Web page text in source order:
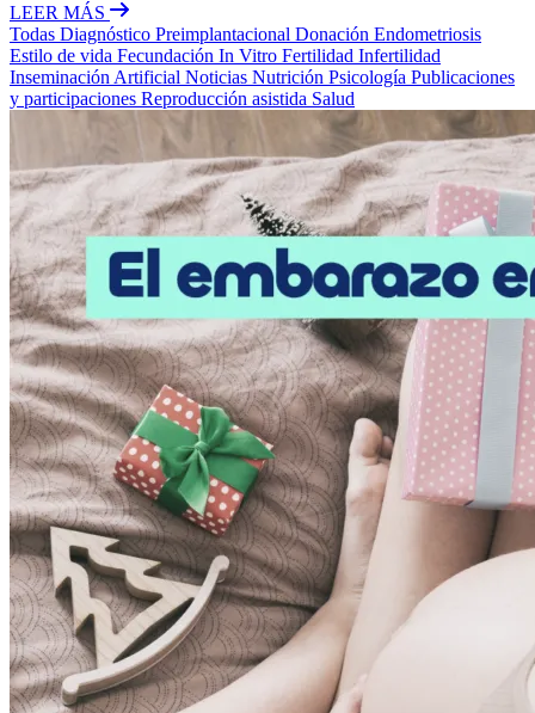
LEER MÁS
Todas Diagnóstico Preimplantacional Donación Endometriosis
Estilo de vida Fecundación In Vitro Fertilidad Infertilidad
Inseminación Artificial Noticias Nutrición Psicología Publicaciones
y participaciones Reproducción asistida Salud